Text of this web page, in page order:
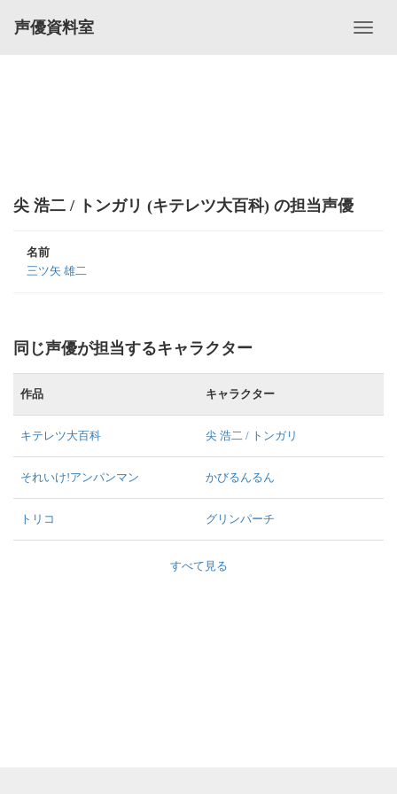
声優資料室
尖 浩二 / トンガリ (キテレツ大百科) の担当声優
名前
三ツ矢 雄二
同じ声優が担当するキャラクター
作品 キャラクター
キテレツ大百科 尖 浩二 / トンガリ
それいけ!アンパンマン かびるんるん
トリコ グリンパーチ
すべて見る